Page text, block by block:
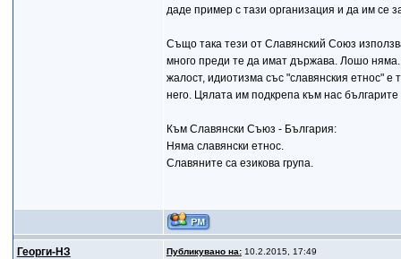
даде пример с тази организация и да им се
Също така тези от Славянский Союз
много преди те да имат държава. Лошо
жалост, идиотизма със "славянския етнос" е
него. Цялата им подкрепа към нас
Към Славянски Съюз - България:
Няма славянски етнос.
Славяните са езикова група.
Георги-НЗ Публикувано на:10.2.2015, 17:49